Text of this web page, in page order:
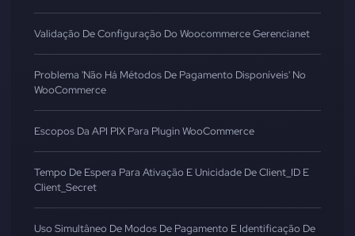
Validação De Configuração Do Woocommerce Gerencianet
Problema 'Não Há Métodos De Pagamento Disponíveis' No
WooCommerce
Escopos Da API PIX Para Plugin WooCommerce
Tempo De Espera Para Ativação E Unicidade De Client_ID E
Client_Secret
Uso Simultâneo De Modos De Pagamento E Identificação De